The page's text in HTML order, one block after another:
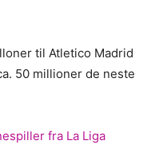
til Atletico Madrid
50 millioner de neste
fra La Liga